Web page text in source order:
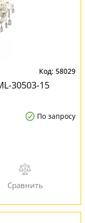
58029
30503-15
По запросу